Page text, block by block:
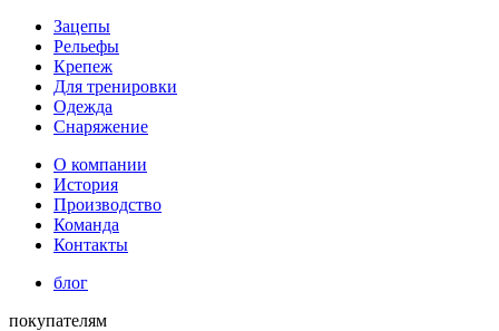
Зацепы
Рельефы
Крепеж
Для тренировки
Одежда
Снаряжение
О компании
История
Производство
Команда
Контакты
блог
покупателям